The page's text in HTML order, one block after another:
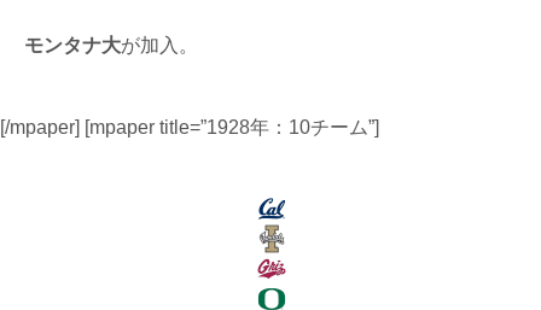
モンタナ大が加入。
[/mpaper] [mpaper title=”1928年：10チーム”]